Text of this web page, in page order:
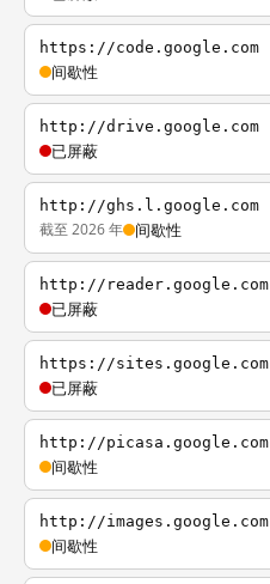
https://code.google.com
间歇性
http://drive.google.com
已屏蔽
http://ghs.l.google.com
截至 2026 年 间歇性
http://reader.google.com
已屏蔽
https://sites.google.com
已屏蔽
http://picasa.google.com
间歇性
http://images.google.com
间歇性